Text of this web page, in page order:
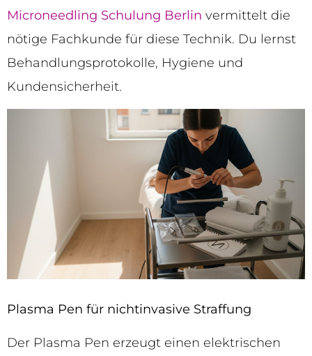
Microneedling Schulung Berlin vermittelt die
nötige Fachkunde für diese Technik. Du lernst
Behandlungsprotokolle, Hygiene und
Kundensicherheit.
Plasma Pen für nichtinvasive Straffung
Der Plasma Pen erzeugt einen elektrischen